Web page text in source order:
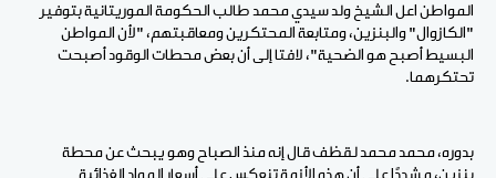
المواطن اعل الشيخ ولد سيدي محمد طالب الحكومة الموريتانية بتوفير
"الكازوال" والبنزين، ومتابعة المحتكرين ومعاقبتهم، "لأن المواطن
البسيط أصبح هو الضحية"، لافتا إلى أن بعض محطات الوقود أصبحت
تحتكرهما.
بدوره، محمد محمد لقظف قال إنه منذ الصباح وهو يبحث عن محطة
بنزين، مشددًا على أن هذه الأزمة تنعكس على أسعار المواد الغذائية